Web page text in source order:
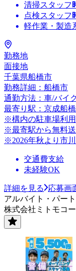
清掃スタッフ
点検スタッフ
軽作業・製造
勤務地
面接地
千葉県船橋市
勤務詳細：船橋市
通勤方法：車/バイ
最寄り駅：京成船
※構内の駐車場利用
※最寄駅から無料送
※2026年秋より市
交通費支給
未経験OK
詳細を見る
応募画
アルバイト・パート
株式会社ミトモコ